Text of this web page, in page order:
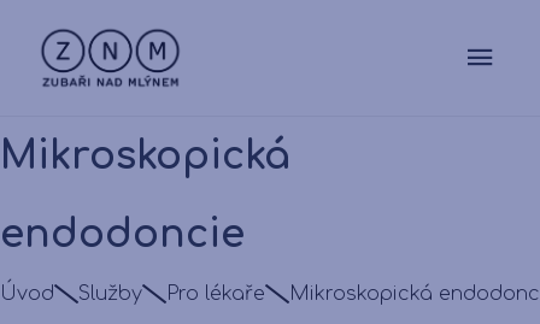
Mikroskopická
endodoncie
Úvod Služby Pro lékaře Mikroskopická